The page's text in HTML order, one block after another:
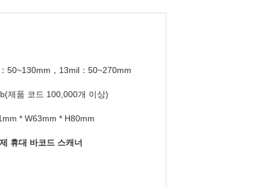
50~130mm，13mil：50~270mm
제품 코드 100,000개 이상)
* W63mm * H80mm
휴대 바코드 스캐너